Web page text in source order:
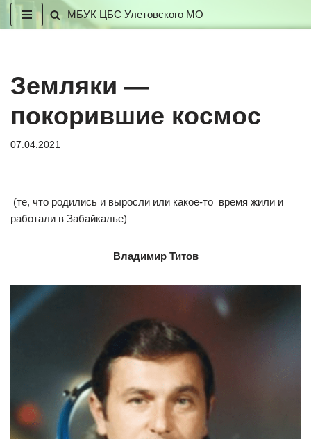
МБУК ЦБС Улетовского МО
Земляки —
покорившие космос
07.04.2021
(те, что родились и выросли или какое-то время жили и
работали в Забайкалье)
Владимир Титов